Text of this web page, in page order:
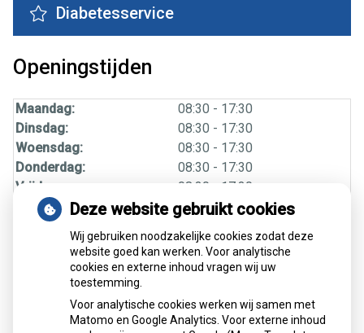
Farmacotherapeutisch Kompas
Het Farmacotherapeutisch Kompas van het
zorgverzekeringen
biedt informatie over in Nederland
verkrijgbare geneesmiddelen. Alle geneesmiddelen zijn
voorzien van duidelijke voorschrijf- en toepassingadviezen.
Diabetesservice
Openingstijden
Maandag:
08:30 - 17:30
Dinsdag:
08:30 - 17:30
Woensdag:
08:30 - 17:30
Donderdag:
08:30 - 17:30
Vrijdag:
08:30 - 17:30
Deze website gebruikt cookies
Wij gebruiken noodzakelijke cookies zodat deze
website goed kan werken. Voor analytische
cookies en externe inhoud vragen wij uw
toestemming.
Voor analytische cookies werken wij samen met
Matomo en Google Analytics. Voor externe inhoud